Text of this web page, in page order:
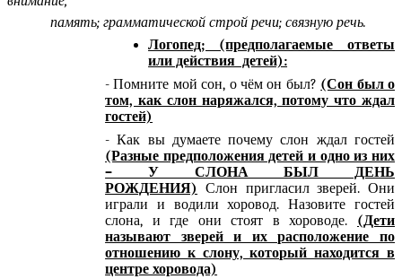
память; грамматической строй речи; связную речь.
Логопед; (предполагаемые ответы
или действия детей):
- Помните мой сон, о чём он был? (Сон был о
том, как слон наряжался, потому что ждал
гостей)
- Как вы думаете почему слон ждал гостей
(Разные предположения детей и одно из них
– У СЛОНА БЫЛ ДЕНЬ
РОЖДЕНИЯ)
Слон пригласил зверей. Они
играли и водили хоровод. Назовите гостей
слона, и где они стоят в хороводе. (Дети
называют зверей и их расположение по
отношению к слону, который находится в
центре хоровода)